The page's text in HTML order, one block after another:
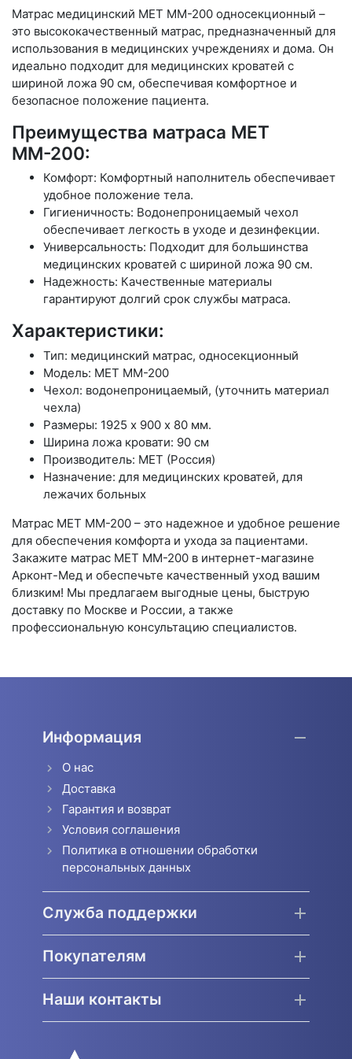
Матрас медицинский МЕТ ММ-200 односекционный –
это высококачественный матрас, предназначенный для
использования в медицинских учреждениях и дома. Он
идеально подходит для медицинских кроватей с
шириной ложа 90 см, обеспечивая комфортное и
безопасное положение пациента.
Преимущества матраса МЕТ
ММ-200:
Комфорт: Комфортный наполнитель обеспечивает
удобное положение тела.
Гигиеничность: Водонепроницаемый чехол
обеспечивает легкость в уходе и дезинфекции.
Универсальность: Подходит для большинства
медицинских кроватей с шириной ложа 90 см.
Надежность: Качественные материалы
гарантируют долгий срок службы матраса.
Характеристики:
Тип: медицинский матрас, односекционный
Модель: МЕТ ММ-200
Чехол: водонепроницаемый, (уточнить материал
чехла)
Размеры: 1925 х 900 х 80 мм.
Ширина ложа кровати: 90 см
Производитель: МЕТ (Россия)
Назначение: для медицинских кроватей, для
лежачих больных
Матрас МЕТ ММ-200 – это надежное и удобное решение
для обеспечения комфорта и ухода за пациентами.
Закажите матрас МЕТ ММ-200 в интернет-магазине
Арконт-Мед и обеспечьте качественный уход вашим
близким! Мы предлагаем выгодные цены, быструю
доставку по Москве и России, а также
профессиональную консультацию специалистов.
Информация
О нас
Доставка
Гарантия и возврат
Условия соглашения
Политика в отношении обработки
персональных данных
Служба поддержки
Покупателям
Наши контакты